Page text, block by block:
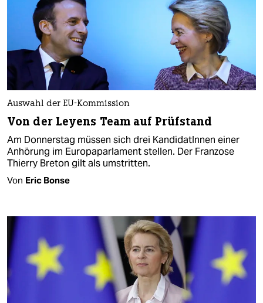
Auswahl der EU-Kommission
Von der Leyens Team auf Prüfstand
Am Donnerstag müssen sich drei KandidatInnen einer
Anhörung im Europaparlament stellen. Der Franzose
Thierry Breton gilt als umstritten.
Von Eric Bonse